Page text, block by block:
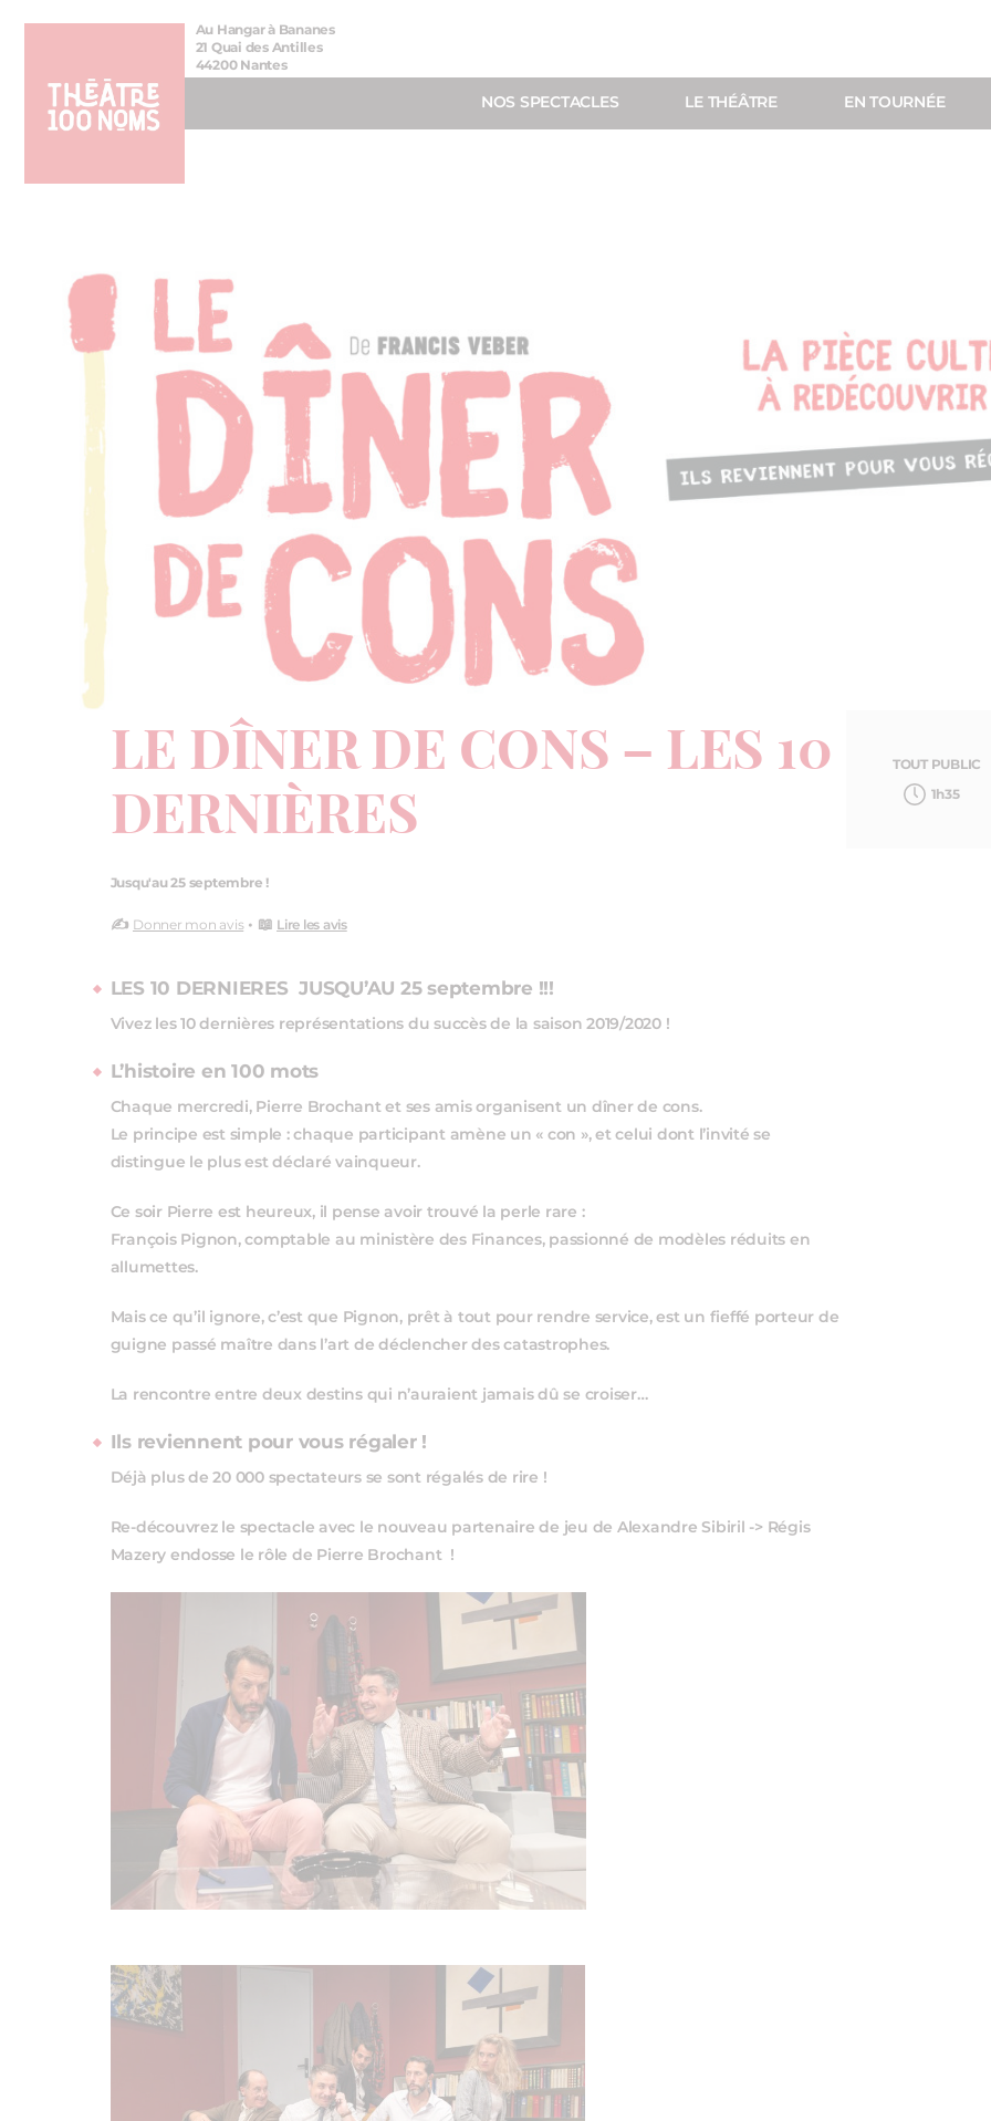
Aller
Aller au
Au Hangar à Bananes
21 Quai des Antilles
44200 Nantes
NOS SPECTACLES LE THÉÂTRE EN TOURNÉE
LE DÎNER DE CONS – LES 10
DERNIÈRES
Jusqu'au 25 septembre !
✍️ Donner mon avis• 📖 Lire les avis
LES 10 DERNIERES JUSQU’AU 25 septembre !!!
Vivez les 10 dernières représentations du succès de la saison 2019/2020 !
L’histoire en 100 mots
Chaque mercredi, Pierre Brochant et ses amis organisent un dîner de cons.
Le principe est simple : chaque participant amène un « con », et celui dont l’invité se
distingue le plus est déclaré vainqueur.
Ce soir Pierre est heureux, il pense avoir trouvé la perle rare :
François Pignon, comptable au ministère des Finances, passionné de modèles réduits en
allumettes.
Mais ce qu’il ignore, c’est que Pignon, prêt à tout pour rendre service, est un fieffé porteur de
guigne passé maître dans l’art de déclencher des catastrophes.
La rencontre entre deux destins qui n’auraient jamais dû se croiser…
Ils reviennent pour vous régaler !
Déjà plus de 20 000 spectateurs se sont régalés de rire !
Re-découvrez le spectacle avec le nouveau partenaire de jeu de Alexandre Sibiril -> Régis
Mazery endosse le rôle de Pierre Brochant !
TOUT PUBLIC
1h35